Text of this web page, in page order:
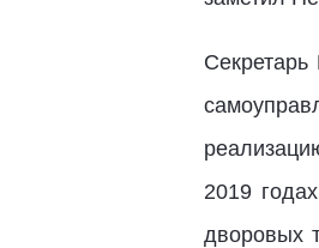
2019
дворовых